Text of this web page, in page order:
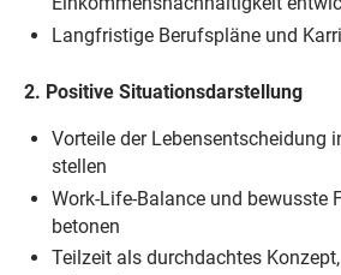
Langfristige Berufspläne und
2. Positive Situationsdarstellung
Vorteile der Lebensentscheidung
stellen
Work-Life-Balance und bewusste
betonen
Teilzeit als durchdachtes